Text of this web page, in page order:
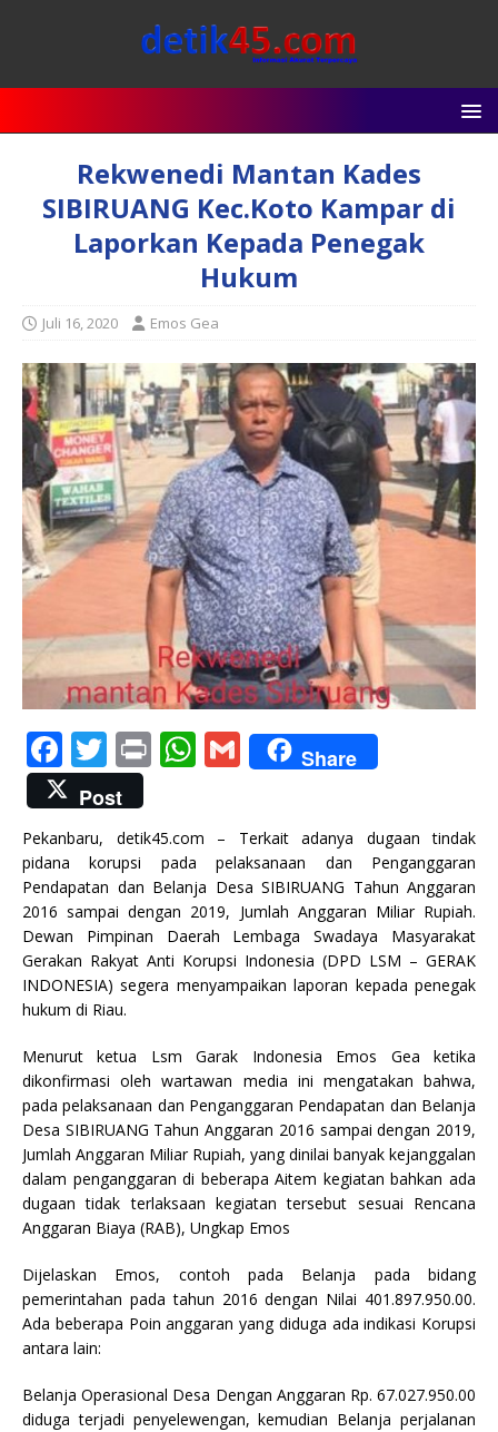
Rekwenedi Mantan Kades
SIBIRUANG Kec.Koto Kampar di
Laporkan Kepada Penegak
Hukum
Juli 16, 2020 Emos Gea
F
a
c
e
b
o
o
k
T
w
it
te
r
P
n
t
W
s
A
p
p
G
m
ai
l
Share
Post
Pekanbaru, detik45.com – Terkait adanya dugaan tindak
pidana korupsi pada pelaksanaan dan Penganggaran
Pendapatan dan Belanja Desa SIBIRUANG Tahun Anggaran
2016 sampai dengan 2019, Jumlah Anggaran Miliar Rupiah.
Dewan Pimpinan Daerah Lembaga Swadaya Masyarakat
Gerakan Rakyat Anti Korupsi Indonesia (DPD LSM – GERAK
INDONESIA) segera menyampaikan laporan kepada penegak
hukum di Riau.
Menurut ketua Lsm Garak Indonesia Emos Gea ketika
dikonfirmasi oleh wartawan media ini mengatakan bahwa,
pada pelaksanaan dan Penganggaran Pendapatan dan Belanja
Desa SIBIRUANG Tahun Anggaran 2016 sampai dengan 2019,
Jumlah Anggaran Miliar Rupiah, yang dinilai banyak kejanggalan
dalam penganggaran di beberapa Aitem kegiatan bahkan ada
dugaan tidak terlaksaan kegiatan tersebut sesuai Rencana
Anggaran Biaya (RAB), Ungkap Emos
Dijelaskan Emos, contoh pada Belanja pada bidang
pemerintahan pada tahun 2016 dengan Nilai 401.897.950.00.
Ada beberapa Poin anggaran yang diduga ada indikasi Korupsi
antara lain:
Belanja Operasional Desa Dengan Anggaran Rp. 67.027.950.00
diduga terjadi penyelewengan, kemudian Belanja perjalanan